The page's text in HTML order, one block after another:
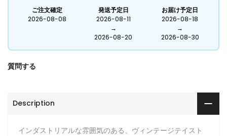
ご注文確定
2026-08-08
発送予定日
2026-08-11
→
2026-08-20
お届け予定日
2026-08-18
→
2026-08-30
質問する
Description
インダストリアルな雰囲気のある、ヴィンテージテイスト